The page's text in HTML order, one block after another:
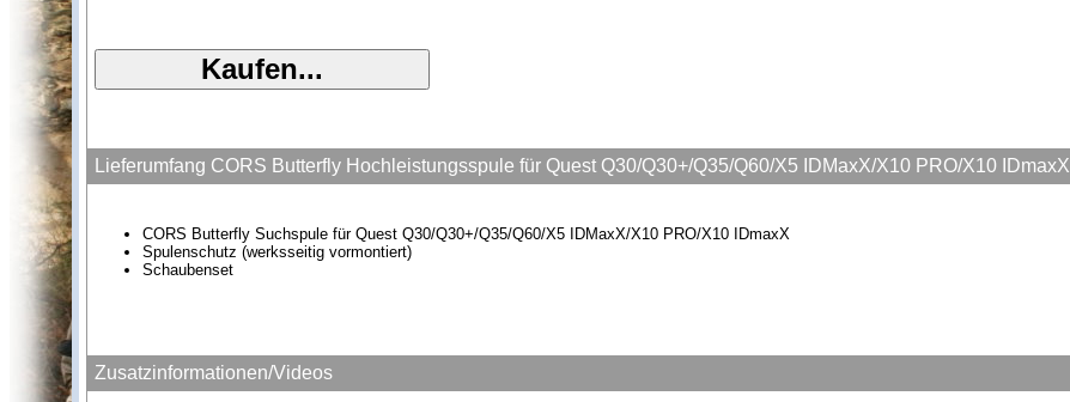
Lieferumfang CORS Butterfly Hochleistungsspule für Quest Q30/Q30+/Q35/Q60/X5 IDMaxX/X10 PRO/X10 IDmaxX
CORS Butterfly Suchspule für Quest Q30/Q30+/Q35/Q60/X5 IDMaxX/X10 PRO/X10 IDmaxX
Spulenschutz (werksseitig vormontiert)
Schaubenset
Zusatzinformationen/Videos